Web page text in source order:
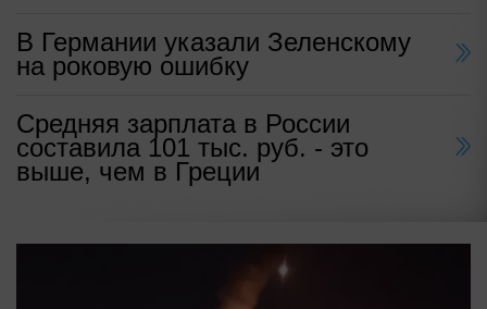
В Германии указали Зеленскому
на роковую ошибку
Средняя зарплата в России
составила 101 тыс. руб. - это
выше, чем в Греции